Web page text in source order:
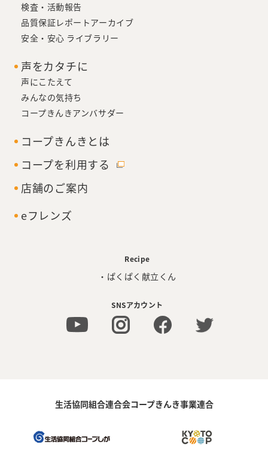
検査・活動報告
品質保証レポートアーカイブ
安全・安心 ライブラリー
声をカタチに
声にこたえて
みんなの気持ち
コープきんきアンバサダー
コープきんきとは
コープを利用する
店舗のご案内
eフレンズ
Recipe
・ぱくぱく献立くん
SNSアカウント
生活協同組合連合会コープきんき事業連合